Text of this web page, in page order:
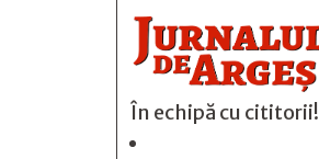
În echipă cu cititorii!